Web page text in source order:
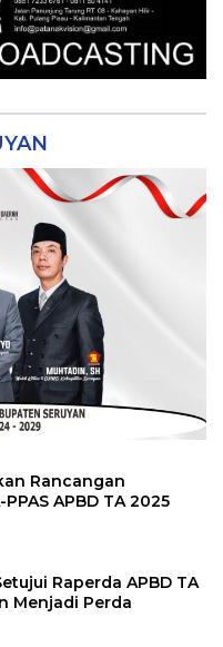
Rancangan
APBD TA 2025
Raperda APBD TA
Menjadi Perda